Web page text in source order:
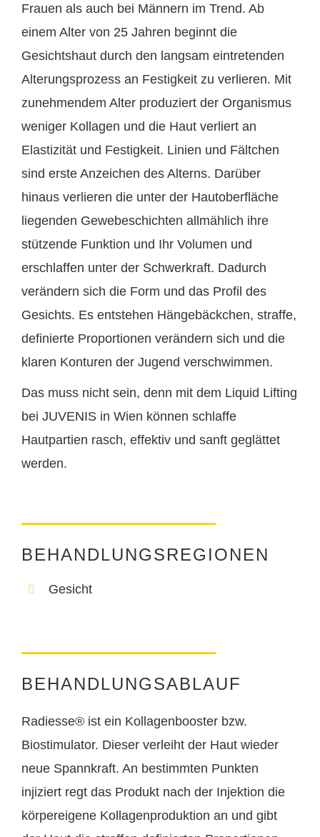
Frauen als auch bei Männern im Trend. Ab
einem Alter von 25 Jahren beginnt die
Gesichtshaut durch den langsam eintretenden
Alterungsprozess an Festigkeit zu verlieren. Mit
zunehmendem Alter produziert der Organismus
weniger Kollagen und die Haut verliert an
Elastizität und Festigkeit. Linien und Fältchen
sind erste Anzeichen des Alterns. Darüber
hinaus verlieren die unter der Hautoberfläche
liegenden Gewebeschichten allmählich ihre
stützende Funktion und Ihr Volumen und
erschlaffen unter der Schwerkraft. Dadurch
verändern sich die Form und das Profil des
Gesichts. Es entstehen Hängebäckchen, straffe,
definierte Proportionen verändern sich und die
klaren Konturen der Jugend verschwimmen.
Das muss nicht sein, denn mit dem Liquid Lifting
bei JUVENIS in Wien können schlaffe
Hautpartien rasch, effektiv und sanft geglättet
werden.
BEHANDLUNGSREGIONEN
Gesicht
BEHANDLUNGSABLAUF
Radiesse® ist ein Kollagenbooster bzw.
Biostimulator. Dieser verleiht der Haut wieder
neue Spannkraft. An bestimmten Punkten
injiziert regt das Produkt nach der Injektion die
körpereigene Kollagenproduktion an und gibt